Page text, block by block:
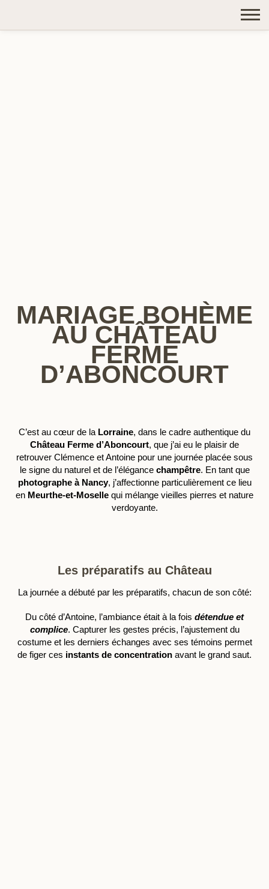
MARIAGE BOHÈME
AU CHÂTEAU
FERME
D’ABONCOURT
C’est au cœur de la Lorraine, dans le cadre authentique du
Château Ferme d’Aboncourt, que j’ai eu le plaisir de
retrouver Clémence et Antoine pour une journée placée sous
le signe du naturel et de l’élégance champêtre. En tant que
photographe à Nancy, j’affectionne particulièrement ce lieu
en Meurthe-et-Moselle qui mélange vieilles pierres et nature
verdoyante.
Les préparatifs au Château
La journée a débuté par les préparatifs, chacun de son côté:
Du côté d’Antoine, l’ambiance était à la fois détendue et
complice. Capturer les gestes précis, l’ajustement du
costume et les derniers échanges avec ses témoins permet
de figer ces instants de concentration avant le grand saut.